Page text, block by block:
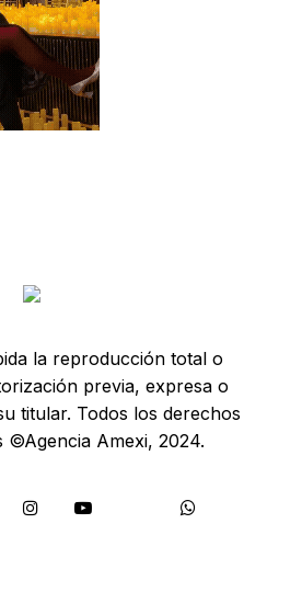
la reproducción total o
previa, expresa o
titular. Todos los derechos
©Agencia Amexi, 2024.